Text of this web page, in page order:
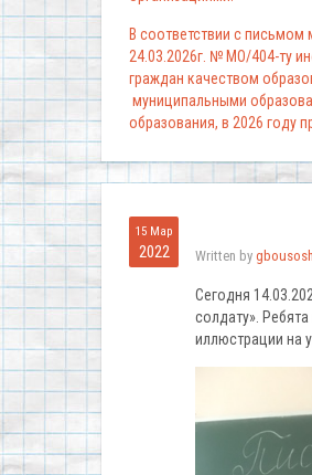
В соответствии с письмом
24.03.2026г. № МО/404-ту
граждан качеством
муниципальными
образования, в 2026 году
15 Мар
2022 Written by
Сегодня
солдату».
иллюстрации на